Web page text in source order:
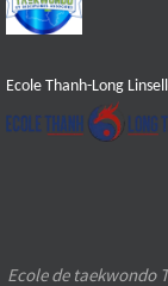
Ecole Thanh-Long
Ecole de taekwondo